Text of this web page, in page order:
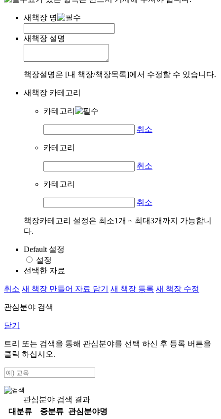
새책장 명
새책장 설명
책장설명은 [내 책장/책장목록]에서 수정할 수 있습니다.
새책장 카테고리
카테고리
취소
카테고리
취소
카테고리
취소
책장카테고리 설정은 최소1개 ~ 최대3개까지 가능합니
다.
Default 설정
설정
선택한 자료
취소 새 책장 만들어 자료 담기 새 책장 등록 새 책장 수정
관심분야 검색
닫기
트리 또는 검색을 통해 관심분야를 선택 하신 후 등록 버튼을
클릭 하십시오.
관심분야 검색 결과
대분류
중분류
관심분야명